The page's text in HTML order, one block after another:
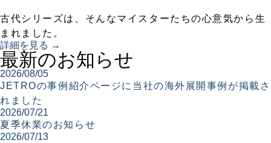
古代シリーズは、そんなマイスターたちの心意気から生
まれました。
詳細を見る →
最新のお知らせ
2026/08/05
JETROの事例紹介ページに当社の海外展開事例が掲載さ
れました
2026/07/21
夏季休業のお知らせ
2026/07/13